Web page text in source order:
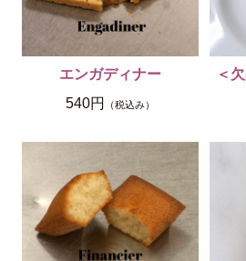
エンガディナー
540円
（税込み）
＜